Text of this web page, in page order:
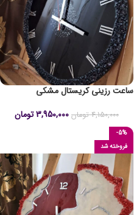
ساعت رزینی کریستال مشکی
4,150,000 تومان 3,950,000تومان
-5%
فروخته شد